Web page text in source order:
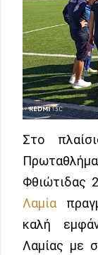
Στο
Φθιώτιδας
Λαμία
καλή
Λαμίας με